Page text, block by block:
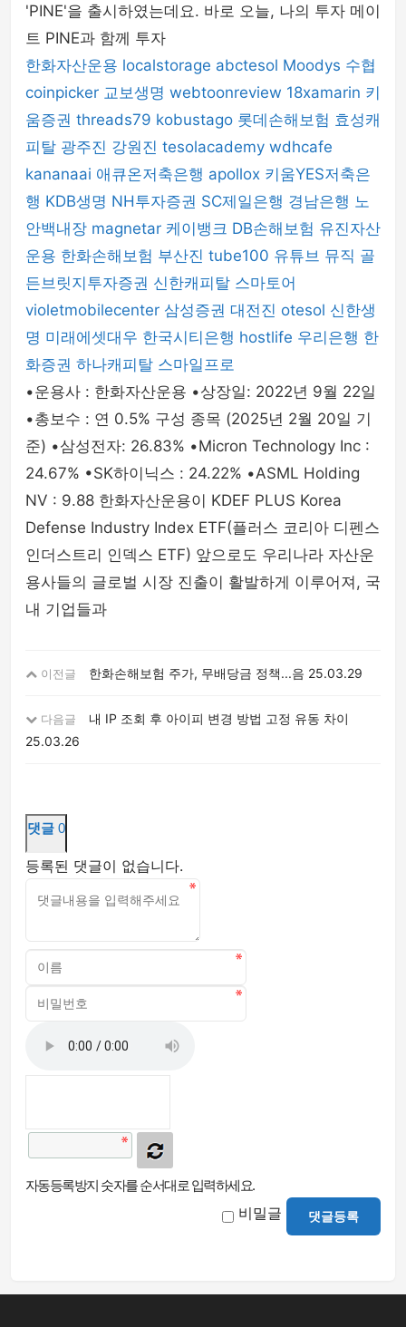
'PINE'을 출시하였는데요. 바로 오늘, 나의 투자 메이
트 PINE과 함께 투자
한화자산운용 localstorage abctesol Moodys 수협
coinpicker 교보생명 webtoonreview 18xamarin 키
움증권 threads79 kobustago 롯데손해보험 효성캐
피탈 광주진 강원진 tesolacademy wdhcafe
kananaai 애큐온저축은행 apollox 키움YES저축은
행 KDB생명 NH투자증권 SC제일은행 경남은행 노
안백내장 magnetar 케이뱅크 DB손해보험 유진자산
운용 한화손해보험 부산진 tube100 유튜브 뮤직 골
든브릿지투자증권 신한캐피탈 스마토어
violetmobilecenter 삼성증권 대전진 otesol 신한생
명 미래에셋대우 한국시티은행 hostlife 우리은행 한
화증권 하나캐피탈 스마일프로
•운용사 : 한화자산운용 •상장일: 2022년 9월 22일
•총보수 : 연 0.5% 구성 종목 (2025년 2월 20일 기
준) •삼성전자: 26.83% •Micron Technology Inc :
24.67% •SK하이닉스 : 24.22% •ASML Holding
NV : 9.88 한화자산운용이 KDEF PLUS Korea
Defense Industry Index ETF(플러스 코리아 디펜스
인더스트리 인덱스 ETF) 앞으로도 우리나라 자산운
용사들의 글로벌 시장 진출이 활발하게 이루어져, 국
내 기업들과
이전글 한화손해보험 주가, 무배당금 정책...음 25.03.29
다음글
내 IP 조회 후 아이피 변경 방법 고정 유동 차이
25.03.26
댓글 0
등록된 댓글이 없습니다.
자동등록방지 숫자를 순서대로 입력하세요.
비밀글 댓글등록